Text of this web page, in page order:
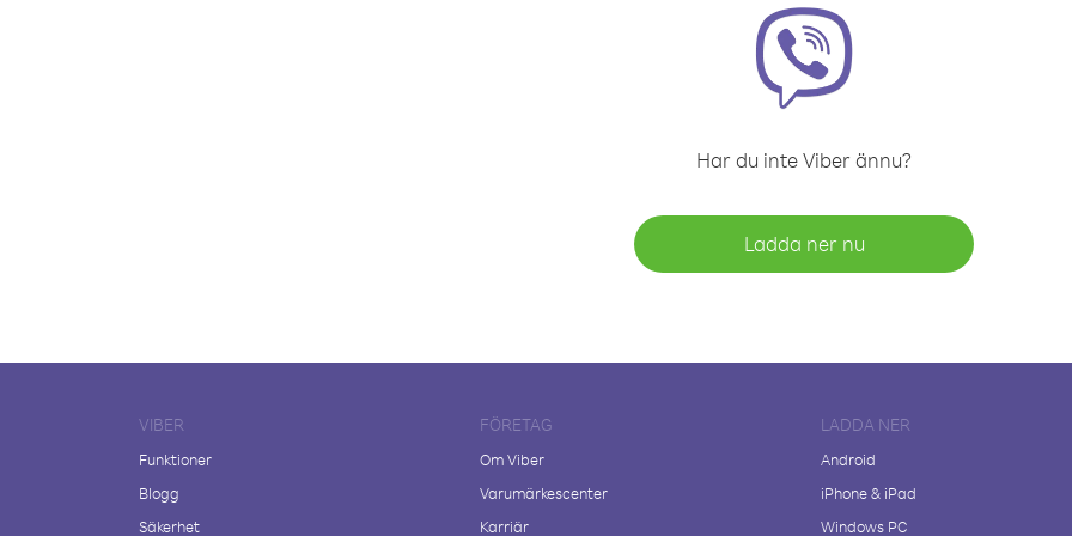
Har du inte Viber ännu?
Ladda ner nu
VIBER
Funktioner
Blogg
Säkerhet
FÖRETAG
Om Viber
Varumärkescenter
Karriär
LADDA NER
Android
iPhone & iPad
Windows PC